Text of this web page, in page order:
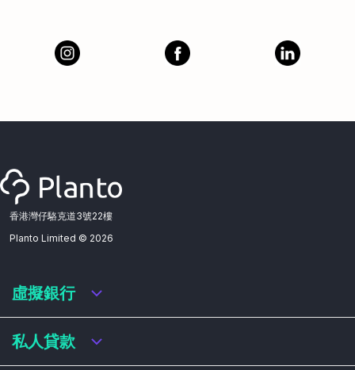
香港灣仔駱克道3號22樓
Planto Limited © 2026
虛擬銀行
虛擬銀行迎新優惠
虛擬銀行存款利率比較
私人貸款